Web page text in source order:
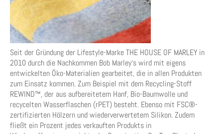
Seit der Gründung der Lifestyle-Marke THE HOUSE OF MARLEY in
2010 durch die Nachkommen Bob Marley‘s wird mit eigens
entwickelten Öko-Materialien gearbeitet, die in allen Produkten
zum Einsatz kommen. Zum Beispiel mit dem Recycling-Stoff
REWIND™, der aus aufbereitetem Hanf, Bio-Baumwolle und
recycelten Wasserflaschen (rPET) besteht. Ebenso mit FSC®-
zertifizierten Hölzern und wiederverwertetem Silikon. Zudem
fließt ein Prozent jedes verkauften Produkts in